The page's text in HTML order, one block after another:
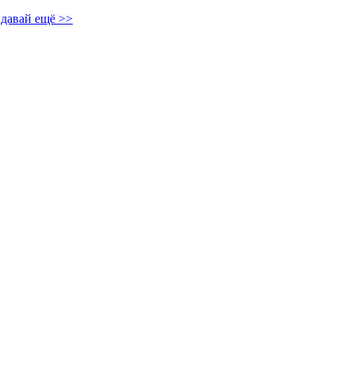
давай ещё >>